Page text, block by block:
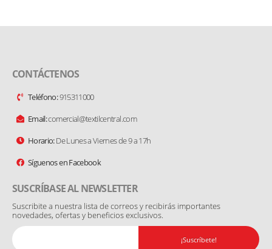
CONTÁCTENOS
Teléfono:915311000
Email:comercial@textilcentral.com
Horario:De Lunes a Viernes de 9 a 17h
Síguenos en Facebook
SUSCRÍBASE AL NEWSLETTER
Suscribite a nuestra lista de correos y recibirás importantes
novedades, ofertas y beneficios exclusivos.